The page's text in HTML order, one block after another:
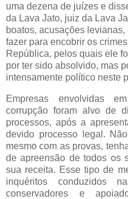
uma dezena de juízes e
da Lava Jato, juiz da Lava
boatos, acusações
fazer para encobrir os
República, pelos quais ele
por ter sido absolvido, mas
intensamente político neste
Empresas envolvidas
corrupção foram alvo de
processos, após a
devido processo legal.
mesmo com as provas,
de apreensão de todos os
sua receita. Esse tipo de
inquéritos conduzidos
conservadores e